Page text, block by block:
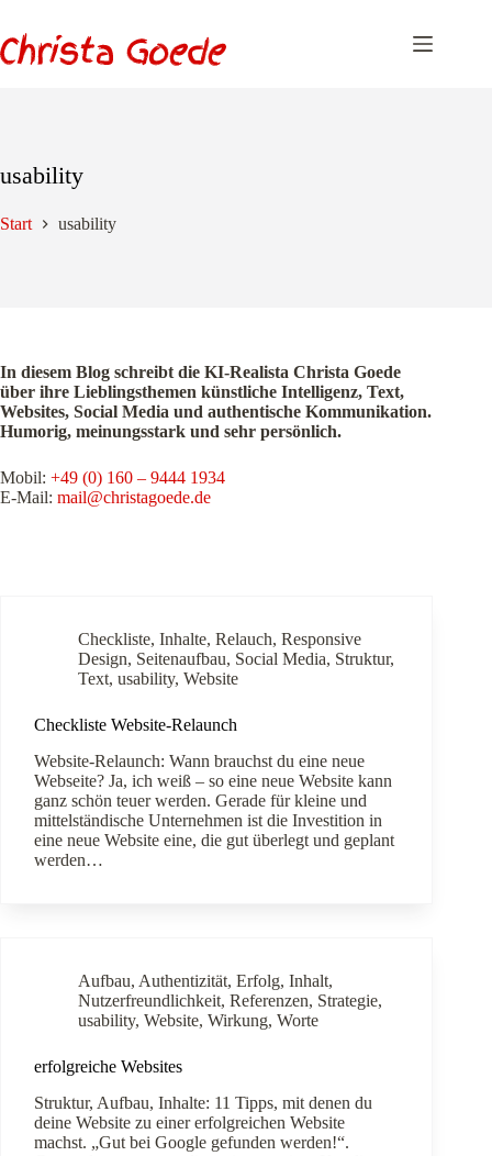
springen
usability
Start usability
In diesem Blog schreibt die KI-Realista Christa Goede
über ihre Lieblingsthemen künstliche Intelligenz, Text,
Websites, Social Media und authentische Kommunikation.
Humorig, meinungsstark und sehr persönlich.
Mobil: +49 (0) 160 – 9444 1934
E-Mail: mail@christagoede.de
Checkliste, Inhalte, Relauch, Responsive
Design, Seitenaufbau, Social Media, Struktur,
Text, usability, Website
Checkliste Website-Relaunch
Website-Relaunch: Wann brauchst du eine neue
Webseite? Ja, ich weiß – so eine neue Website kann
ganz schön teuer werden. Gerade für kleine und
mittelständische Unternehmen ist die Investition in
eine neue Website eine, die gut überlegt und geplant
werden…
Aufbau, Authentizität, Erfolg, Inhalt,
Nutzerfreundlichkeit, Referenzen, Strategie,
usability, Website, Wirkung, Worte
erfolgreiche Websites
Struktur, Aufbau, Inhalte: 11 Tipps, mit denen du
deine Website zu einer erfolgreichen Website
machst. „Gut bei Google gefunden werden!“.